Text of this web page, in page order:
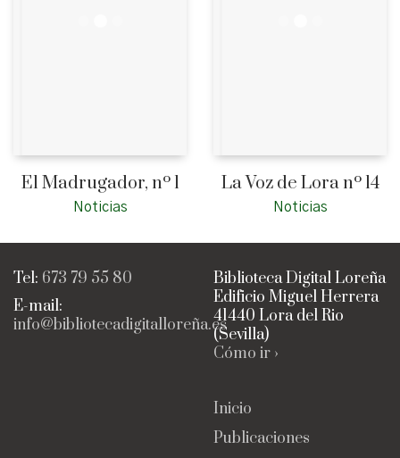
El Madrugador, nº 1
Noticias
La Voz de Lora nº 14
Noticias
Tel: 673 79 55 80
E-mail:
info@bibliotecadigitalloreña.es
Biblioteca Digital Loreña
Edificio Miguel Herrera
41440 Lora del Rio
(Sevilla)
Cómo ir ›
Inicio
Publicaciones